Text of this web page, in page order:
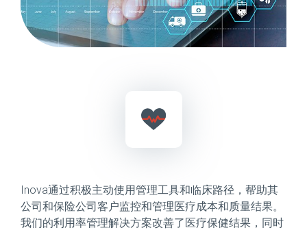
Inova通过积极主动使用管理工具和临床路径，帮助其
公司和保险公司客户监控和管理医疗成本和质量结果。
我们的利用率管理解决方案改善了医疗保健结果，同时